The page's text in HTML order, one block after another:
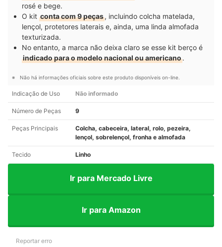
rosé e bege.
O kit conta com 9 peças, incluindo colcha matelada,
lençol, protetores laterais e, ainda, uma linda almofada
texturizada.
No entanto, a marca não deixa claro se esse kit berço é
indicado para o modelo nacional ou americano.
Não há informações oficiais sobre este produto disponíveis on-line.
Indicação de Uso Não informado
Número de Peças 9
Peças Principais
Colcha, cabeceira, lateral, rolo, pezeira,
lençol, sobrelençol, fronha e almofada
Tecido Linho
Ir para Mercado Livre
Ir para Amazon
Reportar erro